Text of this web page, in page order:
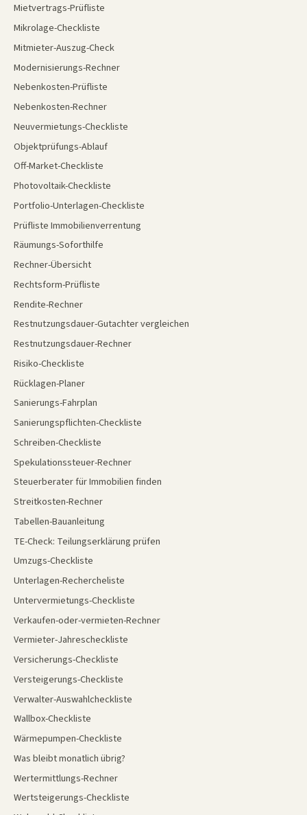
Mietvertrags-Prüfliste
Mikrolage-Checkliste
Mitmieter-Auszug-Check
Modernisierungs-Rechner
Nebenkosten-Prüfliste
Nebenkosten-Rechner
Neuvermietungs-Checkliste
Objektprüfungs-Ablauf
Off-Market-Checkliste
Photovoltaik-Checkliste
Portfolio-Unterlagen-Checkliste
Prüfliste Immobilienverrentung
Räumungs-Soforthilfe
Rechner-Übersicht
Rechtsform-Prüfliste
Rendite-Rechner
Restnutzungsdauer-Gutachter vergleichen
Restnutzungsdauer-Rechner
Risiko-Checkliste
Rücklagen-Planer
Sanierungs-Fahrplan
Sanierungspflichten-Checkliste
Schreiben-Checkliste
Spekulationssteuer-Rechner
Steuerberater für Immobilien finden
Streitkosten-Rechner
Tabellen-Bauanleitung
TE-Check: Teilungserklärung prüfen
Umzugs-Checkliste
Unterlagen-Rechercheliste
Untervermietungs-Checkliste
Verkaufen-oder-vermieten-Rechner
Vermieter-Jahrescheckliste
Versicherungs-Checkliste
Versteigerungs-Checkliste
Verwalter-Auswahlcheckliste
Wallbox-Checkliste
Wärmepumpen-Checkliste
Was bleibt monatlich übrig?
Wertermittlungs-Rechner
Wertsteigerungs-Checkliste